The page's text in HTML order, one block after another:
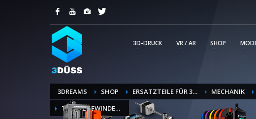
KUNDENSUPPORT
Ihre Kommunikation mit unserem Service Team wird
professionelle Abwicklung wird so transparent und
erstellten Tickets.
3D-DRUCK VR / AR SHOP
3DREAMS SHOP ERSATZTEILE FÜR 3D-DRUCKER MECHANIK
TRAPEZGEWINDESPINDEL T8 * 8 MM X 300 MM